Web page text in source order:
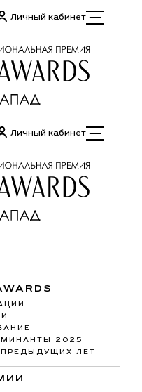
Личный кабинет
Личный кабинет
2025
ЛЕТ